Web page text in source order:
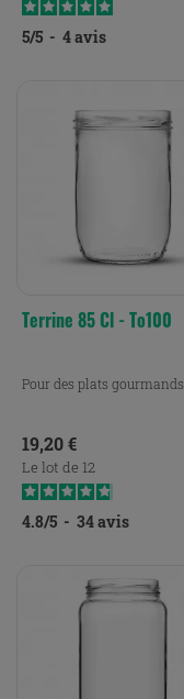
5/5 - 4avis
Terrine 85 Cl - To100
Pour des plats gourmands
Prix
19,20 €
Le lot de 12
4.8/5 - 34avis